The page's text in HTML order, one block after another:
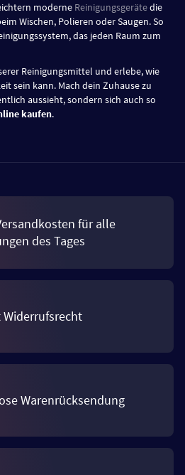
moderne Reinigungsgerätedie
Wischen, Polieren oder Saugen. So
das jeden Raum zum
Reinigungsmittel und erlebe, wie
sein kann. Mach dein Zuhause zu
aussieht, sondern sich auch so
kaufen.
für alle
des Tages
Widerrufsrecht
Warenrücksendung